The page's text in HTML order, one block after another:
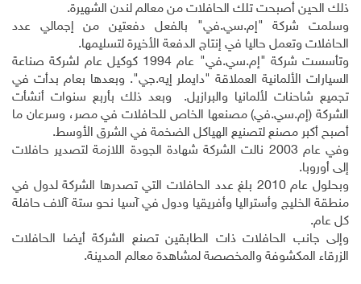
ذلك الحين أصبحت تلك الحافلات من معالم لندن الشهيرة.
وسلمت شركة "إم.سي.في" بالفعل دفعتين من إجمالي عدد
الحافلات وتعمل حاليا في إنتاج الدفعة الأخيرة لتسليمها.
وتأسست شركة "إم.سي.في" عام 1994 كوكيل عام لشركة صناعة
السيارات الألمانية العملاقة "دايملر إيه.جي". وبعدها بعام بدأت في
تجميع شاحنات لألمانيا والبرازيل. وبعد ذلك بأربع سنوات أنشأت
الشركة (إم.سي.في) مصنعها الخاص للحافلات في مصر، وسرعان ما
أصبح أكبر مصنع لتصنيع الهياكل الضخمة في الشرق الأوسط.
وفي عام 2003 نالت الشركة شهادة الجودة اللازمة لتصدير حافلات
إلى أوروبا.
وبحلول عام 2010 بلغ عدد الحافلات التي تصدرها الشركة لدول في
منطقة الخليج وأستراليا وأفريقيا ودول في آسيا نحو ستة آلاف حافلة
كل عام.
وإلى جانب الحافلات ذات الطابقين تصنع الشركة أيضا الحافلات
الزرقاء المكشوفة والمخصصة لمشاهدة معالم المدينة.